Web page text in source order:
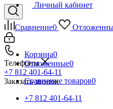
Сравнение0
Телефоны
+7 812 401-64-11
Заказать звонок
Личный кабинет
Корзина0
Отложенные0
Сравнение товаров0
+7 812 401-64-11